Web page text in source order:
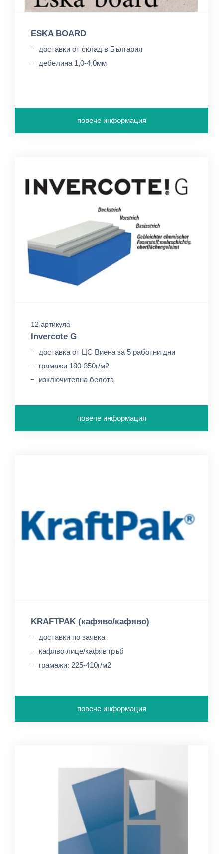
ESKA BOARD
доставки от склад в България
дебелина 1,0-4,0мм
повече информация
12 артикула
Invercote G
доставка от ЦС Виена за 5 работни дни
грамажи 180-350г/м2
изключителна белота
повече информация
KRAFTPAK (кафяво/кафяво)
доставки по заявка
кафяво лице/кафяв гръб
грамажи: 225-410г/м2
повече информация